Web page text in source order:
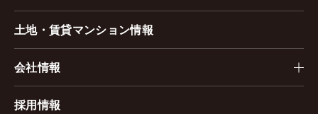
土地・賃貸マンション情報
会社情報
採用情報